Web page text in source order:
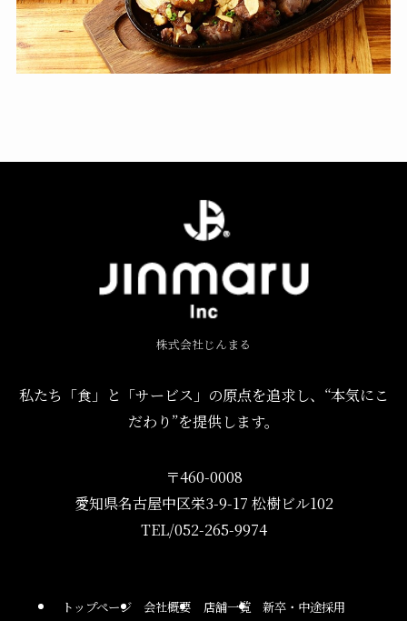
株式会社じんまる
私たち「食」と「サービス」の原点を追求し、“本気にこ
だわり”を提供します。
〒460-0008
愛知県名古屋中区栄3-9-17 松樹ビル102
TEL/052-265-9974
トップページ 会社概要 店舗一覧 新卒・中途採用